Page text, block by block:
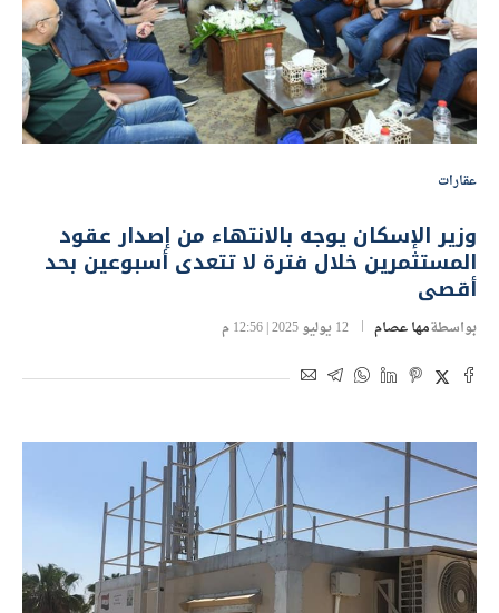
عقارات
وزير الإسكان يوجه بالانتهاء من إصدار عقود
المستثمرين خلال فترة لا تتعدى أسبوعين بحد
أقصى
بواسطةمها عصام 12 يوليو 2025 | 12:56 م